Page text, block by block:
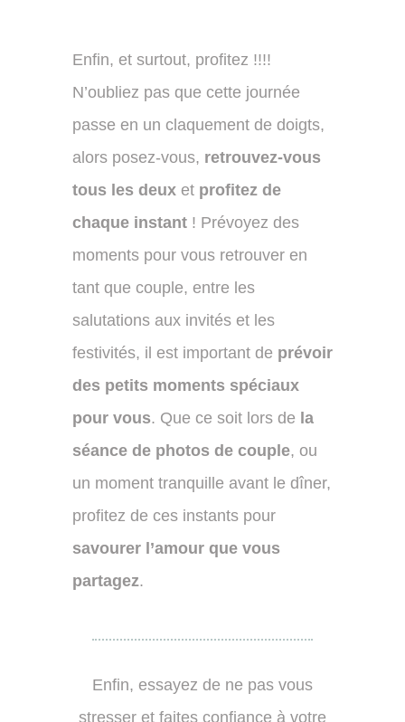
Enfin, et surtout, profitez !!!!
N’oubliez pas que cette journée
passe en un claquement de doigts,
alors posez-vous, retrouvez-vous
tous les deux et profitez de
chaque instant ! Prévoyez des
moments pour vous retrouver en
tant que couple, entre les
salutations aux invités et les
festivités, il est important de prévoir
des petits moments spéciaux
pour vous. Que ce soit lors de la
séance de photos de couple, ou
un moment tranquille avant le dîner,
profitez de ces instants pour
savourer l’amour que vous
partagez.
Enfin, essayez de ne pas vous
stresser et faites confiance à votre